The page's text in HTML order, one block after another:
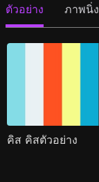
ตัวอย่าง ภาพนิ่ง
คิส คิสตัวอย่าง